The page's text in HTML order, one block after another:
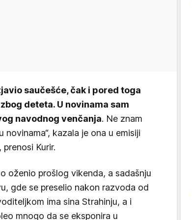
saučešće, čak i pored toga
deteta. U novinama sam
navodnog venčanja. Ne znam
kazala je ona u emisiji
prenosi Kurir.
oženio prošlog vikenda, a sadašnju
gde se preselio nakon razvoda od
ima sina Strahinju, a i
mnogo da se eksponira u